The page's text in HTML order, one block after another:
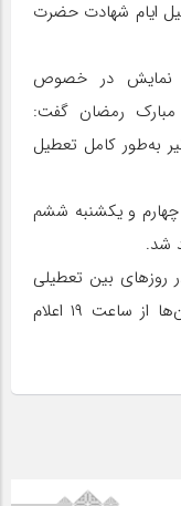
ایام شهادت حضرت
نمایش در خصوص
مبارک رمضان گفت:
سراسر کشور در روزهای ۵ و۷ تیر به‌طور کامل تعطیل
چهارم و یکشنبه ششم
روزهای بین تعطیلی
نیز سینماها تعطیل باشند. اما تعطیلی آن‌ها از ساعت ۱۹ اعلام